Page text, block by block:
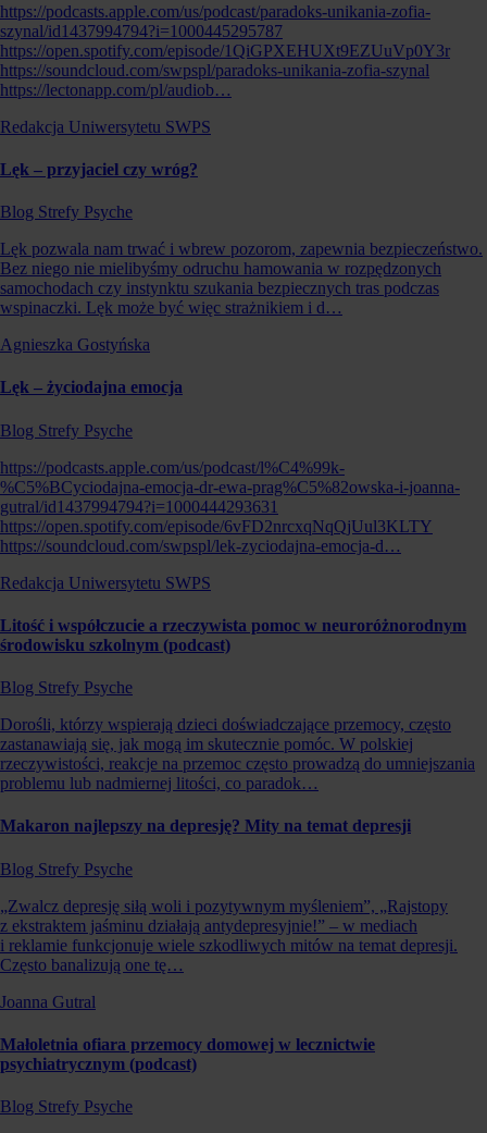
https://podcasts.apple.com/us/podcast/paradoks-unikania-zofia-
szynal/id1437994794?i=1000445295787
https://open.spotify.com/episode/1QiGPXEHUXt9EZUuVp0Y3r
https://soundcloud.com/swpspl/paradoks-unikania-zofia-szynal
https://lectonapp.com/pl/audiob…
Redakcja Uniwersytetu SWPS
Lęk – przyjaciel czy wróg?
Blog Strefy Psyche
Lęk pozwala nam trwać i wbrew pozorom, zapewnia bezpieczeństwo.
Bez niego nie mielibyśmy odruchu hamowania w rozpędzonych
samochodach czy instynktu szukania bezpiecznych tras podczas
wspinaczki. Lęk może być więc strażnikiem i d…
Agnieszka Gostyńska
Lęk – życiodajna emocja
Blog Strefy Psyche
https://podcasts.apple.com/us/podcast/l%C4%99k-
%C5%BCyciodajna-emocja-dr-ewa-prag%C5%82owska-i-joanna-
gutral/id1437994794?i=1000444293631
https://open.spotify.com/episode/6vFD2nrcxqNqQjUul3KLTY
https://soundcloud.com/swpspl/lek-zyciodajna-emocja-d…
Redakcja Uniwersytetu SWPS
Litość i współczucie a rzeczywista pomoc w neuroróżnorodnym
środowisku szkolnym (podcast)
Blog Strefy Psyche
Dorośli, którzy wspierają dzieci doświadczające przemocy, często
zastanawiają się, jak mogą im skutecznie pomóc. W polskiej
rzeczywistości, reakcje na przemoc często prowadzą do umniejszania
problemu lub nadmiernej litości, co paradok…
Makaron najlepszy na depresję? Mity na temat depresji
Blog Strefy Psyche
„Zwalcz depresję siłą woli i pozytywnym myśleniem”, „Rajstopy
z ekstraktem jaśminu działają antydepresyjnie!” – w mediach
i reklamie funkcjonuje wiele szkodliwych mitów na temat depresji.
Często banalizują one tę…
Joanna Gutral
Małoletnia ofiara przemocy domowej w lecznictwie
psychiatrycznym (podcast)
Blog Strefy Psyche